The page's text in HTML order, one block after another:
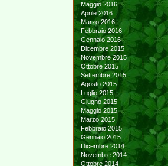
Maggio 2016
Aprile 2016
Marzo 2016
Febbraio 2016
Gennaio 2016
Dicembre 2015
Novembre 2015
Ottobre 2015
Settembre 2015
Agosto 2015
Luglio 2015
Giugno 2015
Maggio 2015
Marzo 2015
Febbraio 2015
Gennaio 2015
Dicembre 2014
Novembre 2014
Ottobre 2014